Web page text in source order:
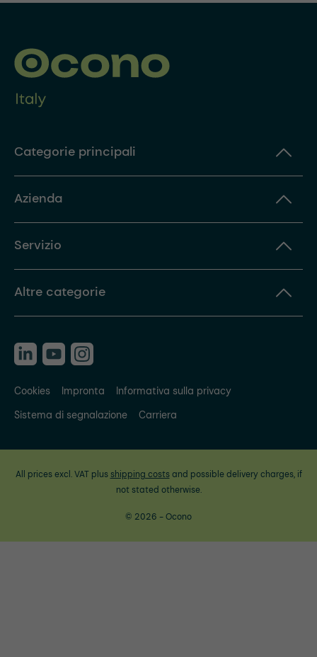
Categorie principali
Azienda
Servizio
Altre categorie
Cookies Impronta
Informativa sulla privacy
Sistema di segnalazione
Carriera
All prices excl. VAT plus shipping costsand possible delivery charges, if
not stated otherwise.
© 2026 - Ocono